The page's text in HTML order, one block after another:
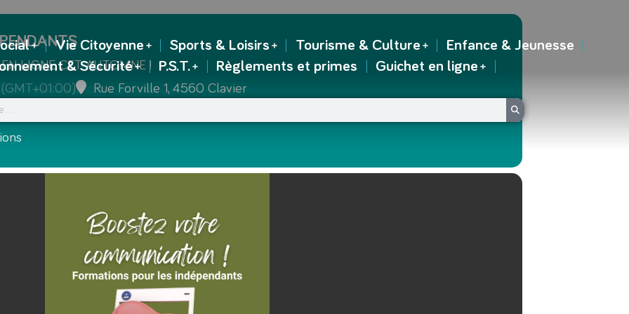
Vie Citoyenne Sports & Loisirs Tourisme & Culture
Enfance & Jeunesse
& Sécurité
P.S.T. Règlements et primes Guichet en ligne
LIGNE CET AUTOMNE !
(GMT+01:00)
Rue Forville 1, 4560 Clavier